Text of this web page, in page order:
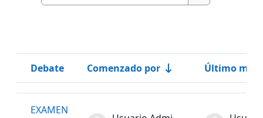
Buscar en los
Estado
Debate Comenzado por Último
EXAMEN